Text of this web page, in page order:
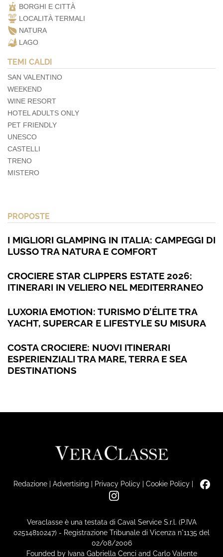
BORGHI E CITTÀ
LOCALITÀ TERMALI
NATURA
LAGO
TEMI CALDI
SAN VALENTINO
WEEKEND
WINE RESORT
HOTEL ADULTS ONLY
PET FRIENDLY
UNESCO
CASTELLI
TRENO
MISTERO
PROPOSTE
I MIGLIORI GLAMPING IN ITALIA: CAMPEGGI DI
LUSSO TRA NATURA E COMFORT
CROCIERE STAR CLIPPERS ESTATE 2026:
ITINERARI IN VELIERO NEL MEDITERRANEO
LUXORIA EMOTION: TURISMO D’ÉLITE TRA
YACHT, SUPERCAR E LIFESTYLE SU MISURA
COSTA CROCIERE: NUOVI ITINERARI
ESPERIENZIALI TRA MARE, TERRA E SEA
DESTINATIONS
Redazione| Advertising | Privacy Policy| Cookie Policy|
Veraclasse è una testata di Caval Service S.r.l. (P.IVA
02514810247) - Registrazione Tribunale di Vicenza n°1135 del
02/08/2006
Founded by Ivana Gabriella Cenci and Carlo Valente